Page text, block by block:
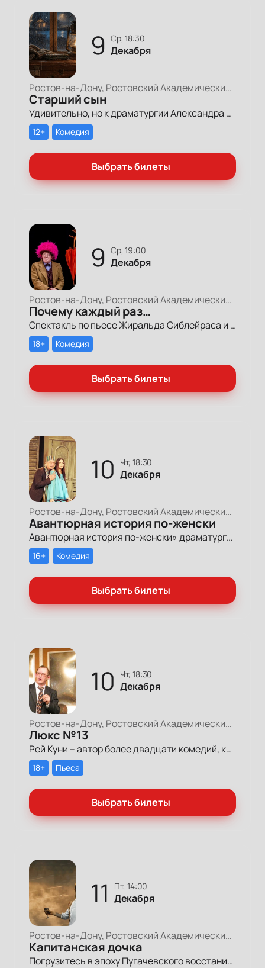
9 ср, 18:30
Декабря
Ростов-на-Дону, Ростовский Академический Театр Драмы, Малая сцена
Старший сын
Удивительно, но к драматургии Александра Вампилова Театр Горького за свою историю не обращался ни разу.
12+ Комедия
Выбрать билеты
9 ср, 19:00
Декабря
Ростов-на-Дону, Ростовский Академический Театр Драмы, Большая сцена
Почему каждый раз…
Спектакль по пьесе Жиральда Сиблейраса и Жана Делля в переводе Именитова «Опоздание на полтора часа».
18+ Комедия
Выбрать билеты
10 чт, 18:30
Декабря
Ростов-на-Дону, Ростовский Академический Театр Драмы, Малая сцена
Авантюрная история по-женски
Авантюрная история по-женски» драматурга Александра Коровкина в постановке режиссера Николая Елесина повествует о двух сестрах – хозяйках старого дома в историческом центре города.
16+ Комедия
Выбрать билеты
10 чт, 18:30
Декабря
Ростов-на-Дону, Ростовский Академический Театр Драмы, Большая сцена
Люкс №13
Рей Куни – автор более двадцати комедий, которые переведены на сорок языков и шли на театральных подмостках многих стран. Посчитано, что во всем мире на его пьесы было продано около ста миллионов билетов.
18+ Пьеса
Выбрать билеты
11 пт, 14:00
Декабря
Ростов-на-Дону, Ростовский Академический Театр Драмы, Большая сцена
Капитанская дочка
Погрузитесь в эпоху Пугачевского восстания с постановкой «Капитанская дочка» в Ростовском театре драмы им. М. Горького. История о любви и долге, оживающая на одной из главных культурных площадок города, не оставит вас равнодушными.